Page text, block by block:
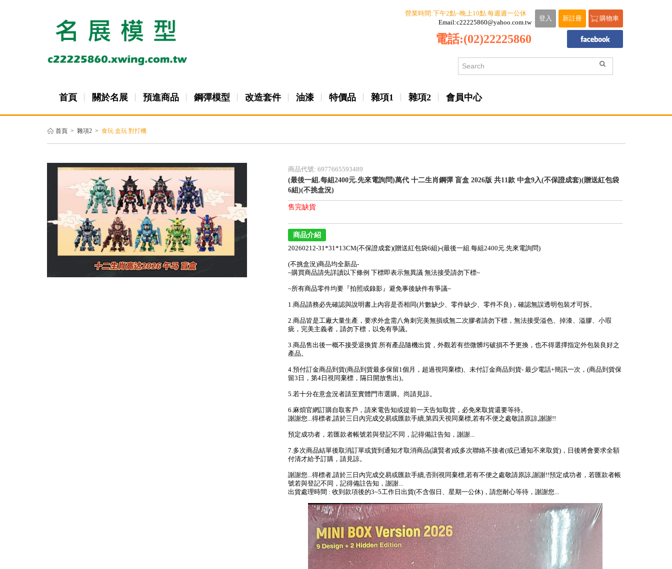
購物車
新註冊
登入
營業時間:下午2點~晚上10點.每週週一公休
Email:c22225860@yahoo.com.tw
電話:(02)22225860
首頁 關於名展 預進商品 鋼彈模型 改造套件 油漆 特價品 雜項1 雜項2 會員中心
首頁 > 雜項2 > 食玩 盒玩 對打機
商品代號: 6977665593489
(最後一組.每組2400元.先來電詢問)萬代 十二生肖鋼彈 盲盒 2026版 共11款 中盒9入(不保證成套)(贈送紅包袋
6組)(不挑盒況)
售完缺貨
商品介紹
20260212-31*31*13CM(不保證成套)(贈送紅包袋6組)-(最後一組.每組2400元.先來電詢問)
(不挑盒況)商品均全新品-
~購買商品請先詳讀以下條例 下標即表示無異議 無法接受請勿下標~
~所有商品零件均要『拍照或錄影』避免事後缺件有爭議~
1.商品請務必先確認與說明書上內容是否相同(片數缺少、零件缺少、零件不良)，確認無誤透明包裝才可拆。
2.商品皆是工廠大量生產，要求外盒需八角刺完美無損或無二次膠者請勿下標，無法接受溢色、掉漆、溢膠、小瑕
疵，完美主義者，請勿下標，以免有爭議。
3.商品售出後一概不接受退換貨.所有產品隨機出貨，外觀若有些微髒圬破損不予更換，也不得選擇指定外包裝良好之
產品。
4.預付訂金商品到貨(商品到貨最多保留1個月，超過視同棄標)、未付訂金商品到貨- 最少電話+簡訊一次，(商品到貨保
留3日，第4日視同棄標，隔日開放售出)。
5.若十分在意盒況者請至實體門市選購。尚請見諒。
6.麻煩官網訂購自取客戶，請來電告知或提前一天告知取貨，必免來取貨還要等待。
謝謝您...得標者,請於三日內完成交易或匯款手續,第四天視同棄標,若有不便之處敬請原諒,謝謝!!
預定成功者，若匯款者帳號若與登記不同，記得備註告知，謝謝...
7.多次商品結單後取消訂單或貨到通知才取消商品(讓賢者)或多次聯絡不接者(或已通知不來取貨)，日後將會要求全額
付清才給予訂購，請見諒。
謝謝您...得標者,請於三日內完成交易或匯款手續,否則視同棄標,若有不便之處敬請原諒,謝謝!!預定成功者，若匯款者帳
號若與登記不同，記得備註告知，謝謝...
出貨處理時間 : 收到款項後的3~5工作日出貨(不含假日、星期一公休)，請您耐心等待，謝謝您...